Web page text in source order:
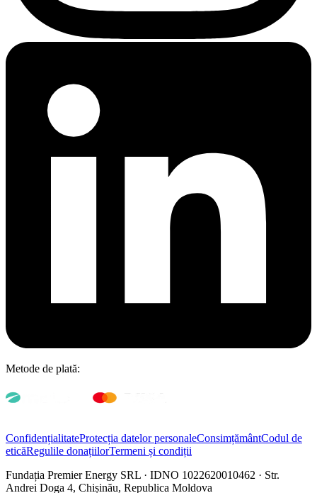
Metode de plată:
ConfidențialitateProtecția datelor personaleConsimțământCodul de
eticăRegulile donațiilorTermeni și condiții
Fundația Premier Energy SRL · IDNO 1022620010462 · Str.
Andrei Doga 4, Chișinău, Republica Moldova